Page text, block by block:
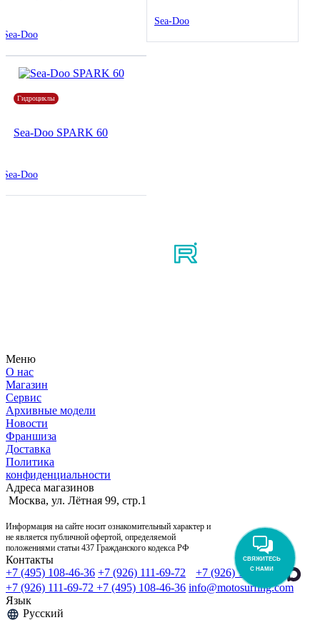
Sea-Doo
Sea-Doo
Гидроциклы
Sea-Doo SPARK 60
Sea-Doo
Меню
О нас
Магазин
Сервис
Архивные модели
Новости
Франшиза
Доставка
Политика
конфиденциальности
Адреса магазинов
Москва, ул. Лётная 99, стр.1
Информация на сайте носит ознакомительный характер и
не является публичной офертой, определяемой
положениями статьи 437 Гражданского кодекса РФ
Контакты
+7 (495) 108-46-36 +7 (926) 111-69-72
+7 (926) 111-69-72
+7 (926) 111-69-72 +7 (495) 108-46-36 info@motosurfing.com
Язык
Русский
СВЯЖИТЕСЬ
С НАМИ